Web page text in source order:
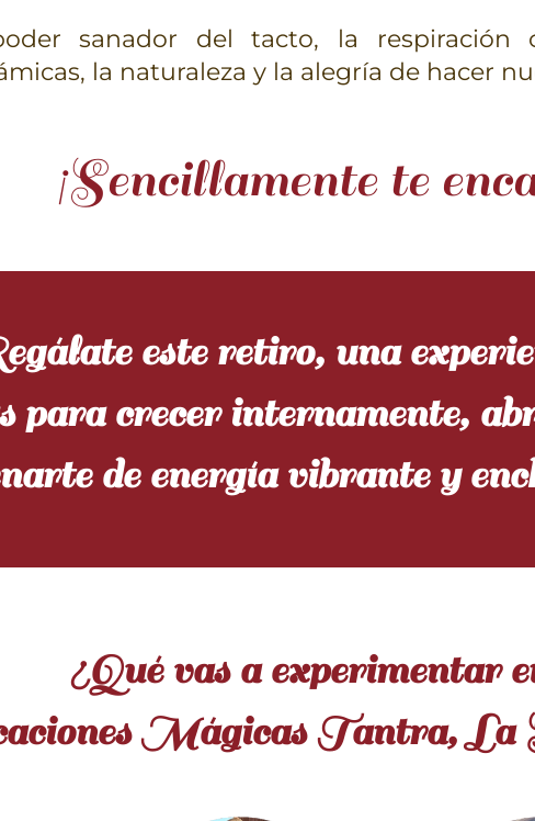
sanador del tacto, la respiración
la naturaleza y la alegría de hacer
¡Sencillamente te
este retiro, una
para crecer internamente,
de energía vibrante y
¿Qué vas a experimentar
Mágicas Tantra, La